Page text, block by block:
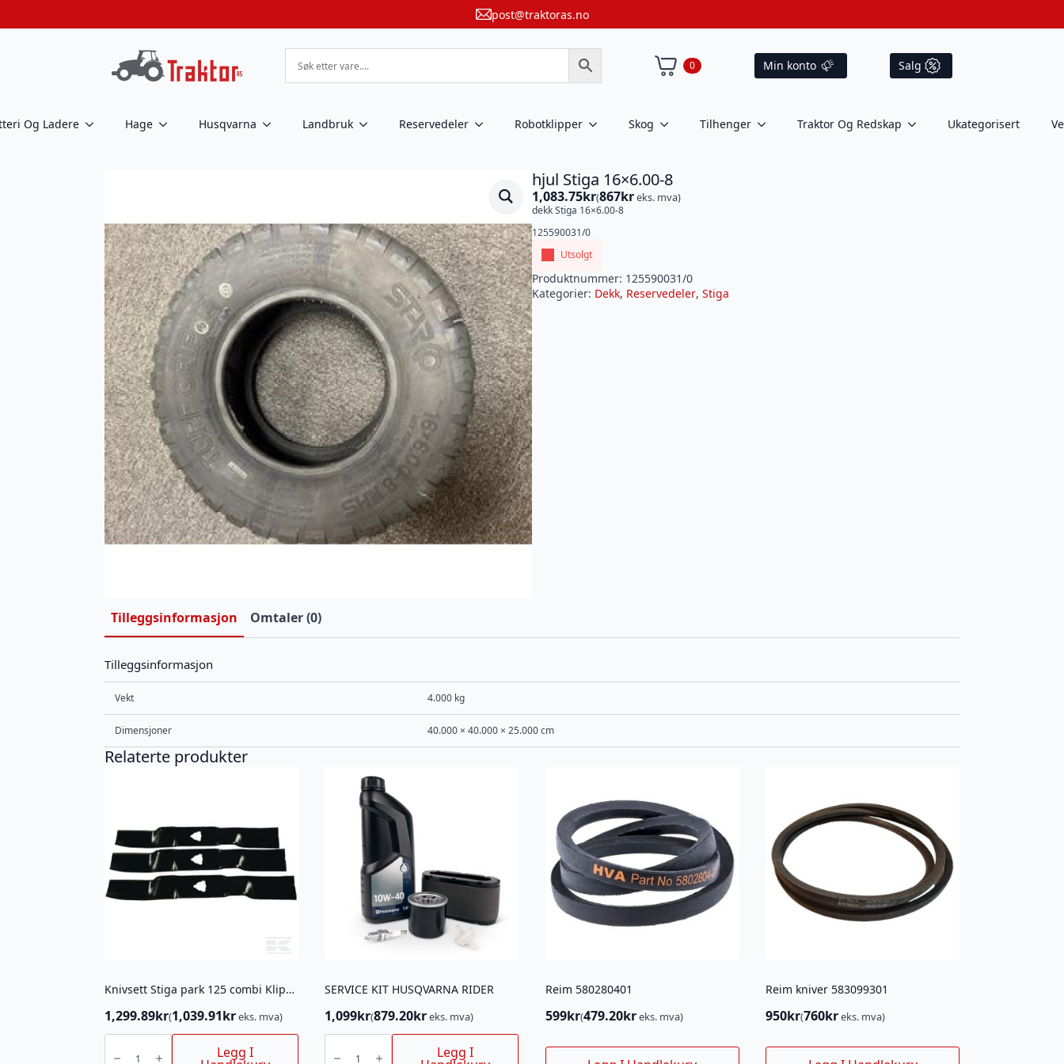
post@traktoras.no
0 Min konto Salg
Og Ladere Hage Husqvarna Landbruk Reservedeler Robotklipper Skog Tilhenger Traktor Og Redskap Ukategorisert
hjul Stiga 16×6.00-8
1,083.75kr(867kreks. mva)
dekk Stiga 16×6.00-8
125590031/0
Utsolgt
Produktnummer: 125590031/0
Kategorier: Dekk, Reservedeler, Stiga
Tilleggsinformasjon Omtaler (0)
Tilleggsinformasjon
Vekt 4.000 kg
Dimensjoner 40.000 × 40.000 × 25.000 cm
Relaterte produkter
Knivsett Stiga park 125 combi Klippeaggreggat (3x)
1,299.89kr(1,039.91kreks. mva)
Knivsett
park Legg I
SERVICE KIT HUSQVARNA RIDER
1,099kr(879.20kreks. mva)
SERVICE
HUSQVARNA Legg I
Reim 580280401
599kr(479.20kreks. mva)
Reim kniver 583099301
950kr(760kreks. mva)